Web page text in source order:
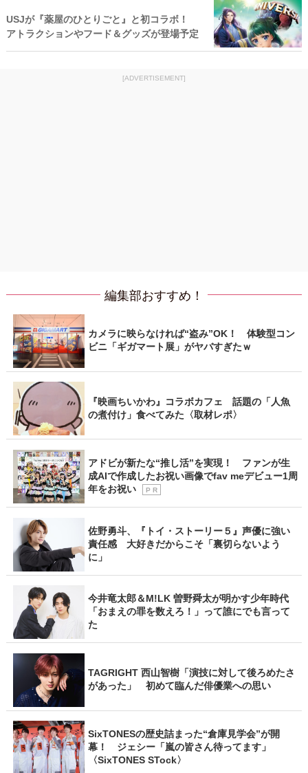
USJが『薬屋のひとりごと』と初コラボ！
アトラクションやフード＆グッズが登場予定
[ADVERTISEMENT]
編集部おすすめ！
カメラに映らなければ“盗み”OK！ 体験型コン
ビニ「ギガマート展」がヤバすぎたｗ
『映画ちいかわ』コラボカフェ 話題の「人魚
の煮付け」食べてみた〈取材レポ〉
アドビが新たな“推し活”を実現！ ファンが生
成AIで作成したお祝い画像でfav meデビュー1周
年をお祝い
P R
佐野勇斗、『トイ・ストーリー５』声優に強い
責任感 大好きだからこそ「裏切らないよう
に」
今井竜太郎＆M!LK 曽野舜太が明かす少年時代
「おまえの罪を数えろ！」って誰にでも言って
た
TAGRIGHT 西山智樹「演技に対して後ろめたさ
があった」 初めて臨んだ俳優業への思い
SixTONESの歴史詰まった“倉庫見学会”が開
幕！ ジェシー「嵐の皆さん待ってます」
〈SixTONES STock〉